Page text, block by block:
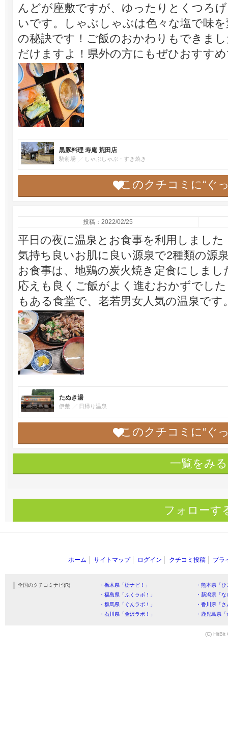
んどが座敷ですが、ゆったりとくつろ
いです。しゃぶしゃぶは色々な塩で味
の秘訣です！ご飯のおかわりもできま
だけますよ！県外の方にもぜひおすす
黒豚料理 寿庵 荒田店
騎射場 しゃぶしゃぶ・すき焼き
このクチコミに“ぐ
投稿：2022/02/25
平日の夜に温泉とお食事を利用しまし
気持ち良いお肌に良い源泉で2種類の源
お食事は、地鶏の炭火焼き定食にしま
応えも良くご飯がよく進むおかずでし
もある食堂で、老若男女人気の温泉です
たぬき湯
伊敷 日帰り温泉
このクチコミに“ぐ
一覧をみる
フォローす
ホーム サイトマップ ログイン クチコミ投稿 プラ
全国のクチコミナビ(R) ・栃木県「栃ナビ！」
・熊本県「
・福島県「ふくラボ！」
・新潟県「
・群馬県「ぐんラボ！」
・香川県「
・石川県「金沢ラボ！」
・鹿児島県
(C) HitBit